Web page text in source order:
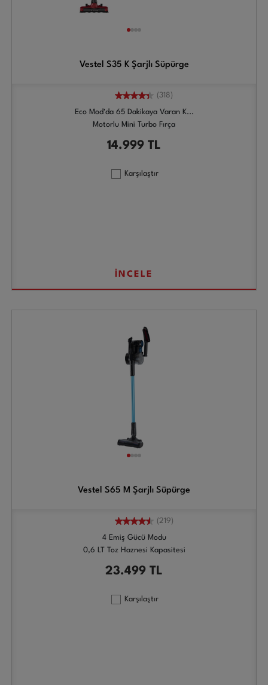
Vestel S35 K Şarjlı Süpürge
(318)
Eco Mod'da 65 Dakikaya Varan K...
Motorlu Mini Turbo Fırça
14.999 TL
Karşılaştır
İNCELE
Vestel S65 M Şarjlı Süpürge
(219)
4 Emiş Gücü Modu
0,6 LT Toz Haznesi Kapasitesi
23.499 TL
Karşılaştır